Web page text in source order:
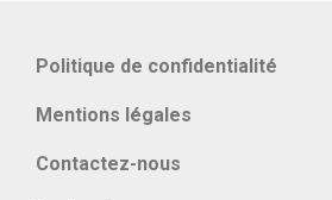
Politique de confidentialité
Mentions légales
Contactez-nous